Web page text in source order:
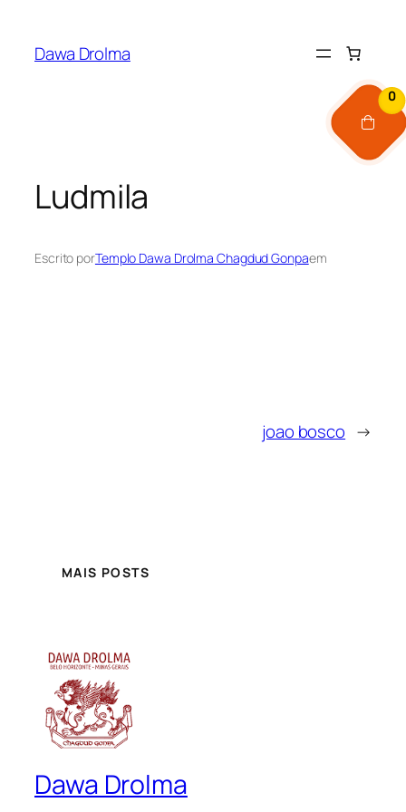
0
Dawa Drolma
Ludmila
Escrito porTemplo Dawa Drolma Chagdud Gonpaem
joao bosco →
MAIS POSTS
Dawa Drolma